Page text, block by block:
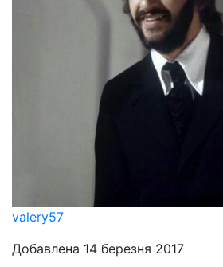
valery57
Добавлена 14 березня 2017